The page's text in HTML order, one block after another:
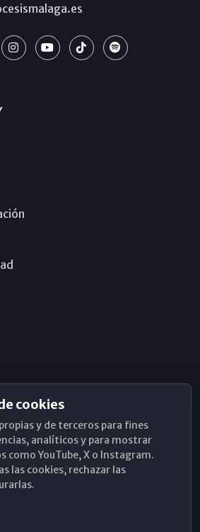
cookies
y de terceros para fines
analíticos y para mostrar
como YouTube, X o Instagram.
las cookies, rechazar las